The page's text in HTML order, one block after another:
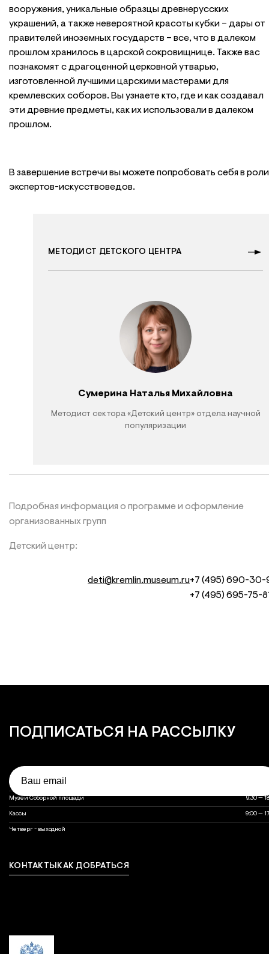
вооружения, уникальные образцы древнерусских
украшений, а также невероятной красоты кубки – дары от
правителей иноземных государств – все, что в далеком
прошлом хранилось в царской сокровищнице. Также вас
познакомят с драгоценной церковной утварью,
изготовленной лучшими царскими мастерами для
кремлевских соборов. Вы узнаете кто, где и как создавал
эти древние предметы, как их использовали в далеком
прошлом.
В завершение встречи вы можете попробовать себя в роли
экспертов-искусствоведов.
МЕТОДИСТ ДЕТСКОГО ЦЕНТРА
Сумерина Наталья Михайловна
Методист сектора «Детский центр» отдела научной
популяризации
Подробная информация о программе и оформление
организованных групп
Детский центр:
+7 (495) 690-30-
+7 (495) 695-75-
deti@kremlin.museum.ru
ПОДПИСАТЬСЯ НА РАССЫЛКУ
Email
Часы работы объектов музея
Объект
Оружейная палата
Музеи Соборной площади 9:30 —
Кассы 9:00 —
Четверг - выходной
Связаться с нами
КОНТАКТЫКАК ДОБРАТЬСЯ